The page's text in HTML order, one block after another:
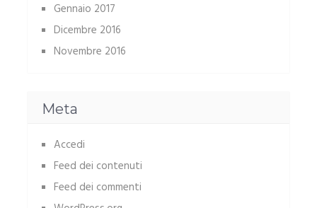
Gennaio 2017
Dicembre 2016
Novembre 2016
Meta
Accedi
Feed dei contenuti
Feed dei commenti